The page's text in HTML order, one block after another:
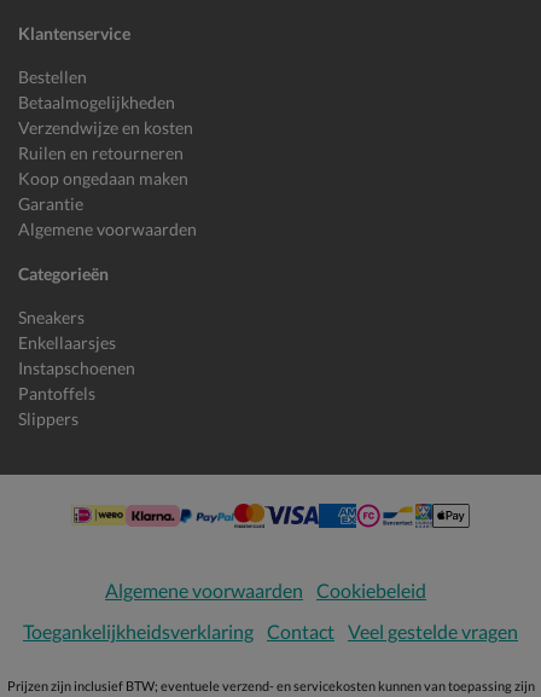
Klantenservice
Bestellen
Betaalmogelijkheden
Verzendwijze en kosten
Ruilen en retourneren
Koop ongedaan maken
Garantie
Algemene voorwaarden
Categorieën
Sneakers
Enkellaarsjes
Instapschoenen
Pantoffels
Slippers
Algemene voorwaarden
Cookiebeleid
Toegankelijkheidsverklaring Contact Veel gestelde vragen
Prijzen zijn inclusief BTW; eventuele verzend- en servicekosten kunnen van toepassing zijn